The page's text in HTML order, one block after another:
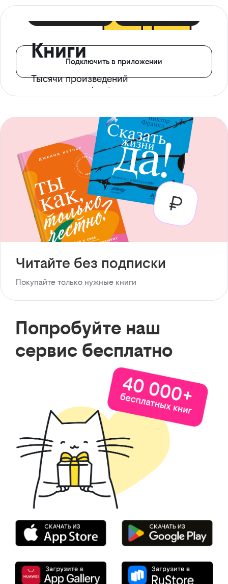
Книги
Тысячи произведений
с доступом офлайн
Подключить в приложении
Читайте без подписки
Покупайте только нужные книги
Попробуйте наш
сервис бесплатно